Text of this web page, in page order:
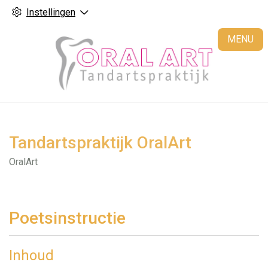
Instellingen
MENU
Tandartspraktijk OralArt
OralArt
Poetsinstructie
Inhoud